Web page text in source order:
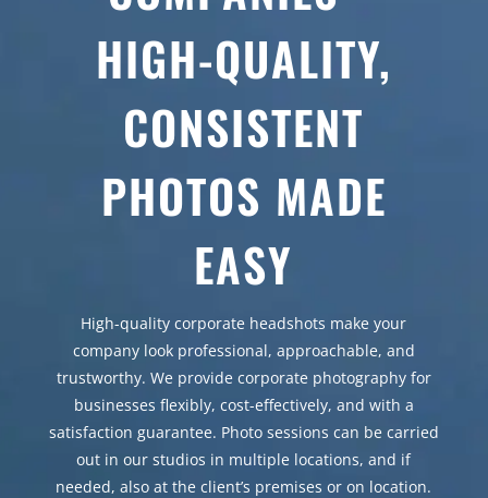
HIGH-QUALITY,
CONSISTENT
PHOTOS MADE
EASY
High-quality corporate headshots make your
company look professional, approachable, and
trustworthy. We provide corporate photography for
businesses flexibly, cost-effectively, and with a
satisfaction guarantee. Photo sessions can be carried
out in our studios in multiple locations, and if
needed, also at the client’s premises or on location.